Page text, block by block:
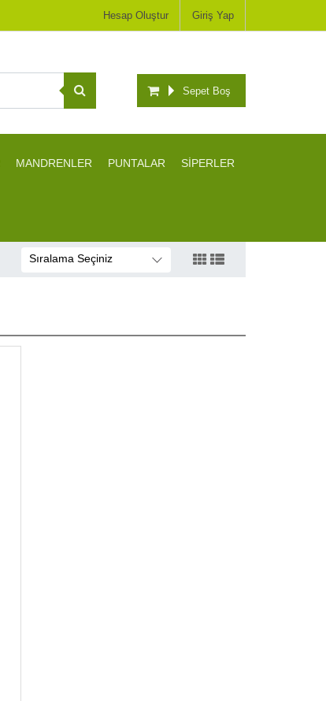
Giriş Yap
Hesap Oluştur
Sepet Boş
MANDRENLER PUNTALAR SİPERLER